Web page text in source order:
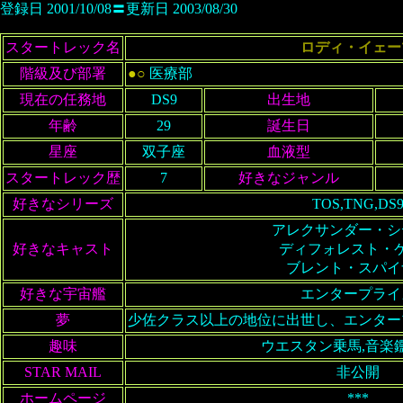
登録日 2001/10/08〓更新日 2003/08/30
スタートレック名
ロディ・イェ
階級及び部署
●○ 医療部
現在の任務地
DS9
出生地
年齢
29
誕生日
星座
双子座
血液型
スタートレック歴
7
好きなジャンル
好きなシリーズ
TOS,TNG,DS9
好きなキャスト
アレクサンダー・
ディフォレスト・
ブレント・スパ
好きな宇宙艦
エンタープラ
夢
少佐クラス以上の地位に出世し、エンタ
趣味
ウエスタン乗馬,音楽
STAR MAIL
非公開
ホームページ
***